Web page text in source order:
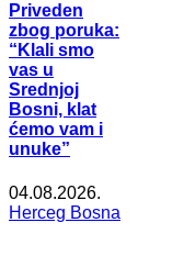
Priveden
zbog poruka:
“Klali smo
vas u
Srednjoj
Bosni, klat
ćemo vam i
unuke”
04.08.2026.
Herceg Bosna